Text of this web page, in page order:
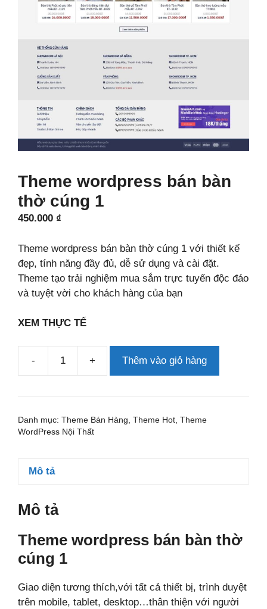
Theme wordpress bán bàn
thờ cúng 1
450.000 ₫
Theme wordpress bán bàn thờ cúng 1 với thiết kế
đẹp, tính năng đầy đủ, dễ sử dụng và cài đặt.
Theme tạo trải nghiệm mua sắm trực tuyến độc đáo
và tuyệt vời cho khách hàng của bạn
XEM THỰC TẾ
-
Theme
bán
+ Thêm vào giỏ hàng
Danh mục: Theme Bán Hàng Theme Hot Theme
WordPress Nội Thất
Mô tả
Mô tả
Theme wordpress bán bàn thờ
cúng 1
Giao diện tương thích,với tất cả thiết bị, trình duyệt
trên mobile, tablet, desktop…thân thiện với người